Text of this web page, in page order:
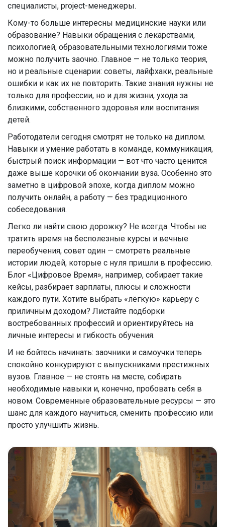
специалисты, project-менеджеры.
Кому-то больше интересны медицинские науки или
образование? Навыки обращения с лекарствами,
психологией, образовательными технологиями тоже
можно получить заочно. Главное — не только теория,
но и реальные сценарии: советы, лайфхаки, реальные
ошибки и как их не повторить. Такие знания нужны не
только для профессии, но и для жизни, ухода за
близкими, собственного здоровья или воспитания
детей.
Работодатели сегодня смотрят не только на диплом.
Навыки и умение работать в команде, коммуникация,
быстрый поиск информации — вот что часто ценится
даже выше корочки об окончании вуза. Особенно это
заметно в цифровой эпохе, когда диплом можно
получить онлайн, а работу — без традиционного
собеседования.
Легко ли найти свою дорожку? Не всегда. Чтобы не
тратить время на бесполезные курсы и вечные
переобучения, совет один — смотреть реальные
истории людей, которые с нуля пришли в профессию.
Блог «Цифровое Время», например, собирает такие
кейсы, разбирает зарплаты, плюсы и сложности
каждого пути. Хотите выбрать «лёгкую» карьеру с
приличным доходом? Листайте подборки
востребованных профессий и ориентируйтесь на
личные интересы и гибкость обучения.
И не бойтесь начинать: заочники и самоучки теперь
спокойно конкурируют с выпускниками престижных
вузов. Главное — не стоять на месте, собирать
необходимые навыки и, конечно, пробовать себя в
новом. Современные образовательные ресурсы — это
шанс для каждого научиться, сменить профессию или
просто улучшить жизнь.